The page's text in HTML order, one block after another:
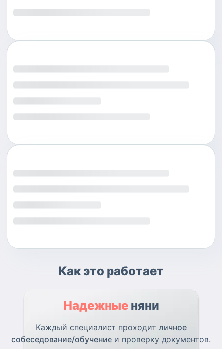
Как это работает
Надежные няни
Каждый специалист проходит личное
собеседование/обучение и проверку документов.